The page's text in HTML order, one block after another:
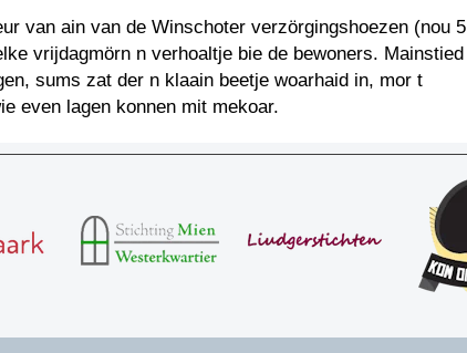
van ain van de Winschoter verzörgingshoezen (nou 5
vrijdagmörn n verhoaltje bie de bewoners. Mainstied
sums zat der n klaain beetje woarhaid in, mor t
even lagen konnen mit mekoar.